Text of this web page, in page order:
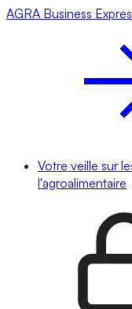
AGRA Business
Votre veille sur
l'agroalimentaire